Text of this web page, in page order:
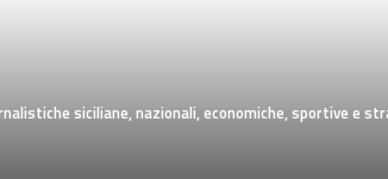
siciliane, nazionali, economiche, sportive e